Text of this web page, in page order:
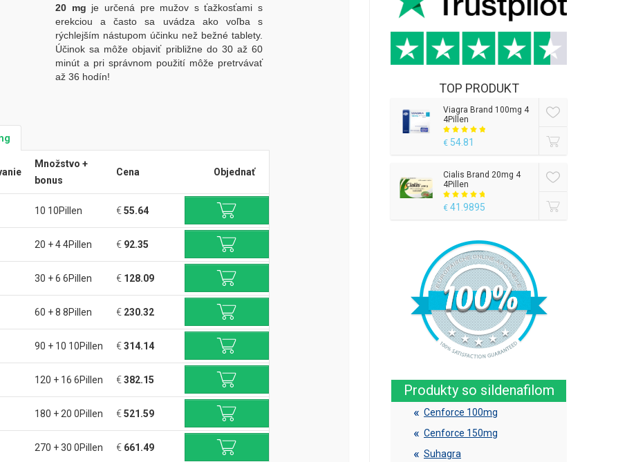
20 mg je určená pre mužov s ťažkosťami s
erekciou a často sa uvádza ako voľba s
rýchlejším nástupom účinku než bežné tablety.
Účinok sa môže objaviť približne do 30 až 60
minút a pri správnom použití môže pretrvávať
až 36 hodín!
Množstvo +
bonus
Cena Objednať
10 10Pillen €55.64
20 + 4 4Pillen €92.35
30 + 6 6Pillen €128.09
60 + 8 8Pillen €230.32
90 + 10 10Pillen €314.14
120 + 16 6Pillen €382.15
180 + 20 0Pillen €521.59
270 + 30 0Pillen €661.49
TOP PRODUKT
Viagra Brand 100mg 4
4Pillen
€ 54.81
Cialis Brand 20mg 4
4Pillen
€ 41.9895
Produkty so sildenafilom
Cenforce 100mg
Cenforce 150mg
Suhagra